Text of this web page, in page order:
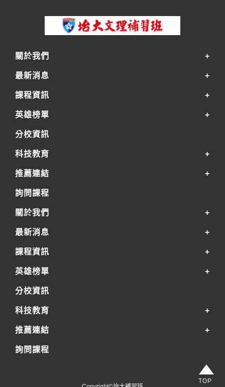
關於我們
最新消息
課程資訊
英雄榜單
分校資訊
科技教育
推薦連結
詢問課程
關於我們
最新消息
課程資訊
英雄榜單
分校資訊
科技教育
推薦連結
詢問課程
TOP